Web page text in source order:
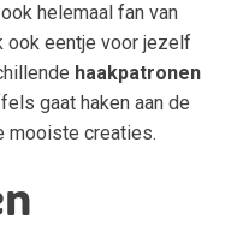
helemaal fan van
ook eentje voor jezelf
haakpatronen
gaat haken aan de
mooiste creaties.